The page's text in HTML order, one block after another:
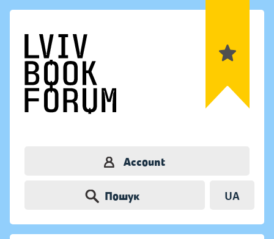
Account
Пошук UA